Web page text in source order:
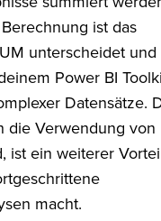
ist das
unterscheidet
Power BI
Datensätze.
die Verwendung von
ist ein weiterer
macht.